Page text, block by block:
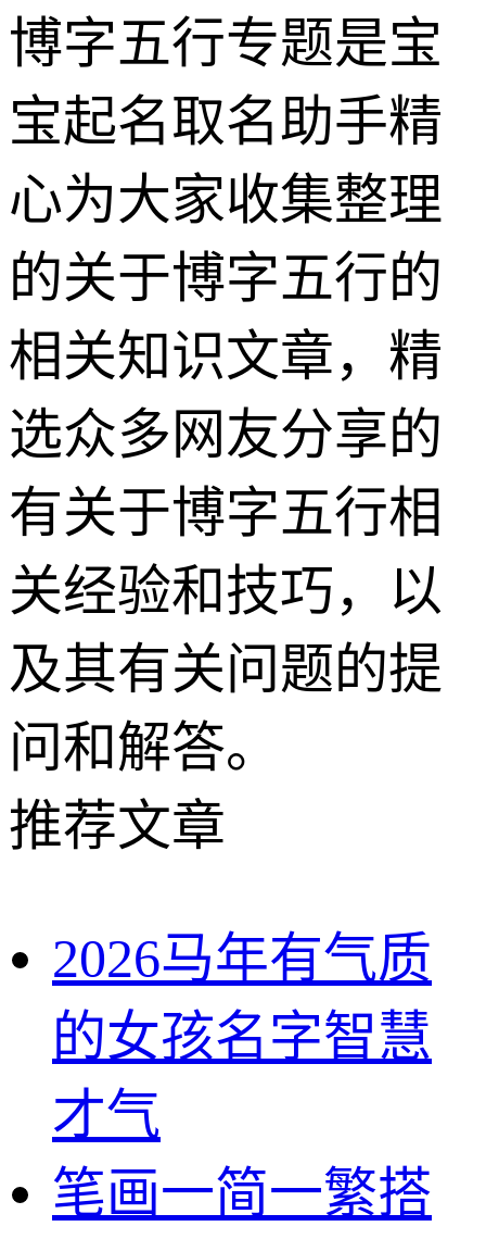
博字五行专题是宝
宝起名取名助手精
心为大家收集整理
的关于博字五行的
相关知识文章，精
选众多网友分享的
有关于博字五行相
关经验和技巧，以
及其有关问题的提
问和解答。
推荐文章
2026马年有气质
的女孩名字智慧
才气
笔画一简一繁搭